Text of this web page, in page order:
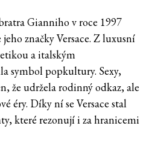
Gianniho v roce 1997
značky Versace. Z luxusní
a italským
symbol popkultury. Sexy,
že udržela rodinný odkaz, ale
éry. Díky ní se Versace stal
které rezonují i za hranicemi